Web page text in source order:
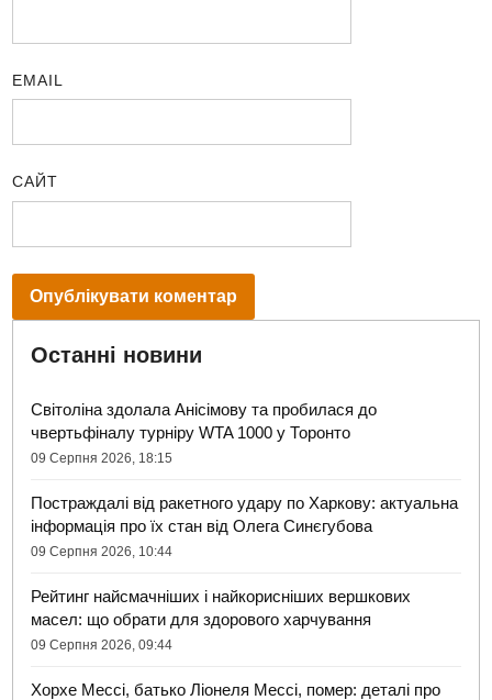
EMAIL
САЙТ
Останні новини
Світоліна здолала Анісімову та пробилася до
чвертьфіналу турніру WTA 1000 у Торонто
09 Серпня 2026, 18:15
Постраждалі від ракетного удару по Харкову: актуальна
інформація про їх стан від Олега Синєгубова
09 Серпня 2026, 10:44
Рейтинг найсмачніших і найкорисніших вершкових
масел: що обрати для здорового харчування
09 Серпня 2026, 09:44
Хорхе Мессі, батько Ліонеля Мессі, помер: деталі про